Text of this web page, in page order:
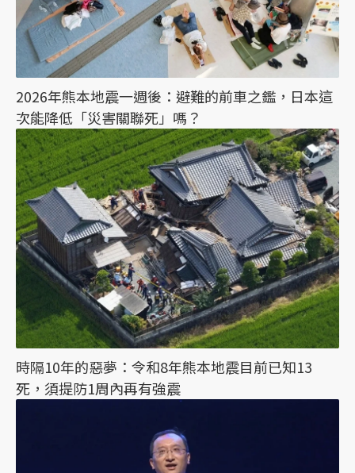
2026年熊本地震一週後：避難的前車之鑑，日本這
次能降低「災害關聯死」嗎？
時隔10年的惡夢：令和8年熊本地震目前已知13
死，須提防1周內再有強震